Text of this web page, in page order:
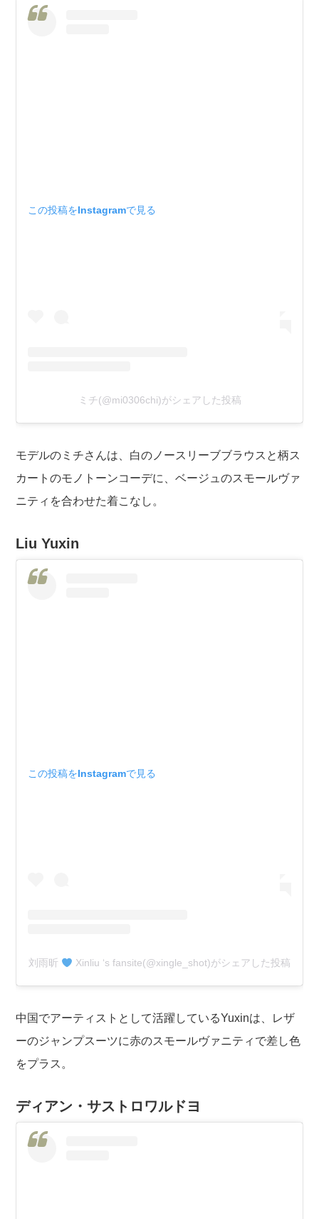
この投稿をInstagramで見る
ミチ(@mi0306chi)がシェアした投稿
モデルのミチさんは、白のノースリーブブラウスと柄ス
カートのモノトーンコーデに、ベージュのスモールヴァ
ニティを合わせた着こなし。
Liu Yuxin
この投稿をInstagramで見る
刘雨昕 Xinliu ‘s fansite(@xingle_shot)がシェアした投稿
中国でアーティストとして活躍しているYuxinは、レザ
ーのジャンプスーツに赤のスモールヴァニティで差し色
をプラス。
ディアン・サストロワルドヨ